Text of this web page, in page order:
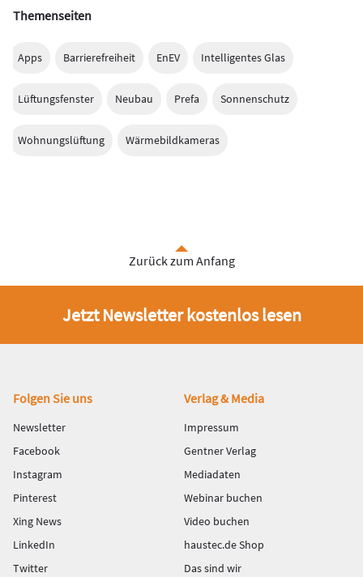
Themenseiten
Apps Barrierefreiheit EnEV Intelligentes Glas
Lüftungsfenster Neubau Prefa Sonnenschutz
Wohnungslüftung Wärmebildkameras
Zurück zum Anfang
Jetzt Newsletter kostenlos lesen
Fußbereich
Folgen Sie uns
Newsletter
Facebook
Instagram
Pinterest
Xing News
LinkedIn
Twitter
Verlag & Media
Impressum
Gentner Verlag
Mediadaten
Webinar buchen
Video buchen
haustec.de Shop
Das sind wir